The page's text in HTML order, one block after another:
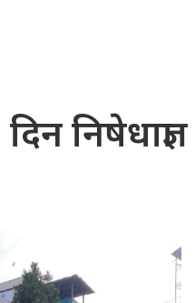
निषेधाज्ञा